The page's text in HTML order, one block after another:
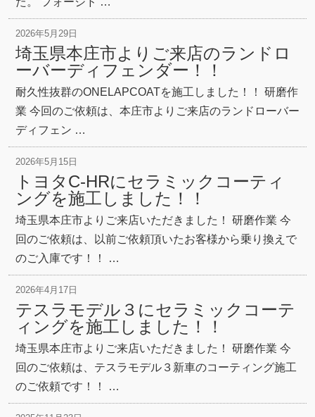
2026年5月29日
埼玉県本庄市よりご来店のランドロ
ーバーディフェンダー！！
耐久性抜群のONELAPCOATを施工しました！！ 研磨作
業 今回のご依頼は、本庄市よりご来店のランドローバー
ディフェン …
2026年5月15日
トヨタC-HRにセラミックコーティ
ングを施工しました！！
埼玉県本庄市よりご来店いただきました！ 研磨作業 今
回のご依頼は、以前ご依頼頂いたお客様から乗り換えで
のご入庫です！！ …
2026年4月17日
テスラモデル３にセラミックコーテ
ィングを施工しました！！
埼玉県本庄市よりご来店いただきました！ 研磨作業 今
回のご依頼は、テスラモデル３新車のコーティング施工
のご依頼です！！ …